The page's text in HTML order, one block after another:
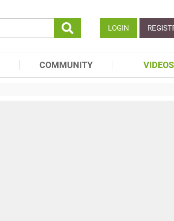
LOGIN
COMMUNITY VIDEOS